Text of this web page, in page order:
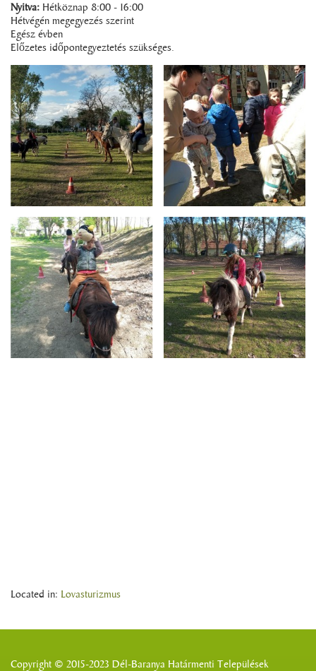
Nyitva: Hétköznap 8:00 - 16:00
Hétvégén megegyezés szerint
Egész évben
Előzetes időpontegyeztetés szükséges.
Located in: Lovasturizmus
Copyright © 2015-2023 Dél-Baranya Határmenti Települések